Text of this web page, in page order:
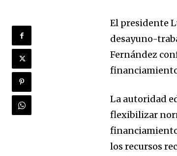
El presidente
desayuno-
Fernández
La autoridad
flexibilizar
los recursos